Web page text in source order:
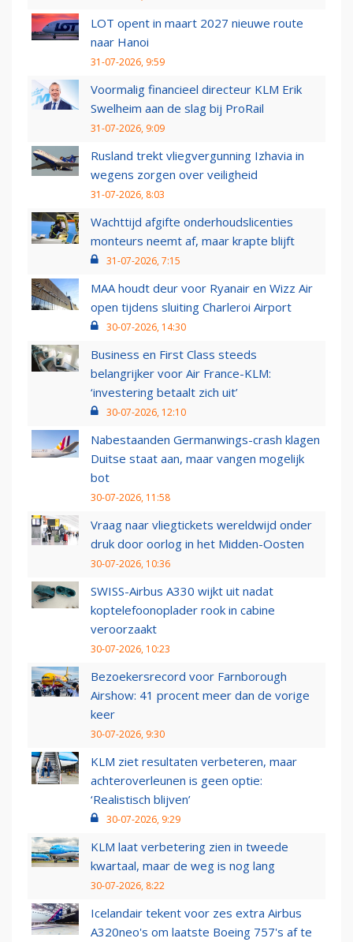
LOT opent in maart 2027 nieuwe route
naar Hanoi
31-07-2026, 9:59
Voormalig financieel directeur KLM Erik
Swelheim aan de slag bij ProRail
31-07-2026, 9:09
Rusland trekt vliegvergunning Izhavia in
wegens zorgen over veiligheid
31-07-2026, 8:03
Wachttijd afgifte onderhoudslicenties
monteurs neemt af, maar krapte blijft
31-07-2026, 7:15
MAA houdt deur voor Ryanair en Wizz Air
open tijdens sluiting Charleroi Airport
30-07-2026, 14:30
Business en First Class steeds
belangrijker voor Air France-KLM:
‘investering betaalt zich uit’
30-07-2026, 12:10
Nabestaanden Germanwings-crash klagen
Duitse staat aan, maar vangen mogelijk
bot
30-07-2026, 11:58
Vraag naar vliegtickets wereldwijd onder
druk door oorlog in het Midden-Oosten
30-07-2026, 10:36
SWISS-Airbus A330 wijkt uit nadat
koptelefoonoplader rook in cabine
veroorzaakt
30-07-2026, 10:23
Bezoekersrecord voor Farnborough
Airshow: 41 procent meer dan de vorige
keer
30-07-2026, 9:30
KLM ziet resultaten verbeteren, maar
achteroverleunen is geen optie:
‘Realistisch blijven’
30-07-2026, 9:29
KLM laat verbetering zien in tweede
kwartaal, maar de weg is nog lang
30-07-2026, 8:22
Icelandair tekent voor zes extra Airbus
A320neo's om laatste Boeing 757's af te